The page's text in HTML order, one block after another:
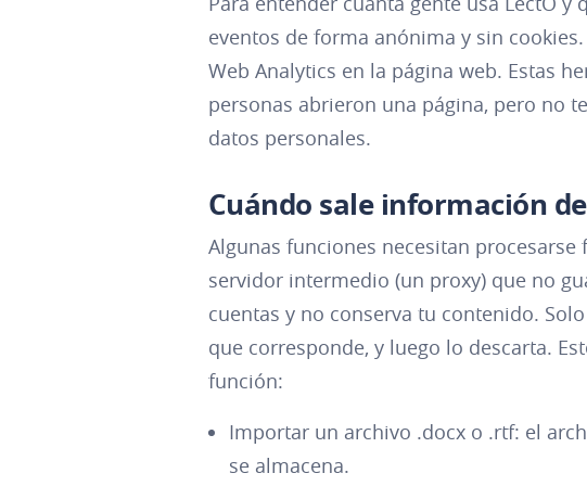
eventos de forma anónima y sin
Web Analytics en la página web. Estas
personas abrieron una página, pero no
datos personales.
Cuándo sale información
Algunas funciones necesitan
servidor intermedio (un proxy) que no
cuentas y no conserva tu contenido.
que corresponde, y luego lo descarta.
función:
Importar un archivo .docx o .rtf: el
se almacena.